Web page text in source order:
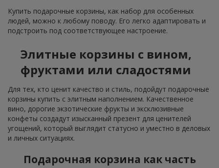
Купить подарочные корзины, как набор для особенных
людей, можно к любому поводу. Его легко адаптировать и
подстроить под соответствующее настроение.
Элитные корзины с вином,
фруктами или сладостями
Для тех, кто ценит качество и стиль, подойдут подарочные
корзины купить с элитным наполнением. Качественное
вино, дорогие экзотические фрукты и эксклюзивные
конфеты создадут изысканный презент для ценителей
угощений, который выглядит статусно и уместно в деловых
и личных ситуациях.
Подарочная корзина как часть